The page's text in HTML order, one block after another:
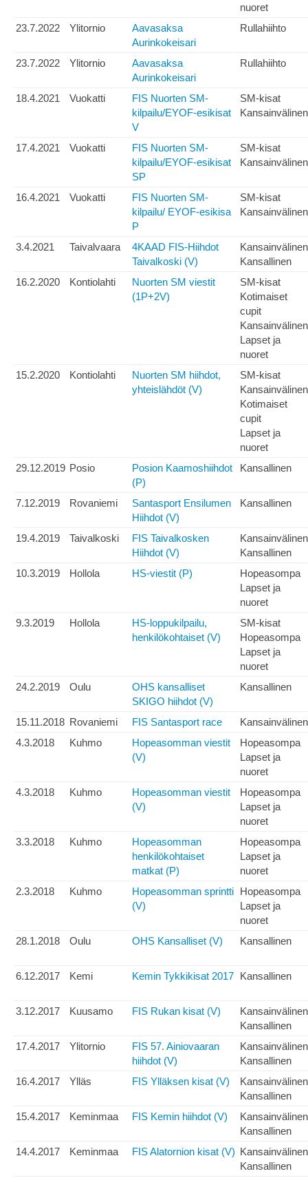
nuoret
23.7.2022
Ylitornio
Aavasaksa
Aurinkokeisari
Rullahiihto
23.7.2022 Ylitornio
Aavasaksa
Aurinkokeisari
Rullahiihto
18.4.2021 Vuokatti
FIS Nuorten SM-
kilpailu/EYOF-esikisat
V
SM-kisat
Kansainvälinen
17.4.2021 Vuokatti
FIS Nuorten SM-
kilpailu/EYOF-esikisat
SP
SM-kisat
Kansainvälinen
16.4.2021 Vuokatti
FIS Nuorten SM-
kilpailu/ EYOF-esikisa
P
SM-kisat
Kansainvälinen
3.4.2021 Taivalvaara
4KAAD FIS-Hiihdot
Taivalkoski (V)
Kansainvälinen
Kansallinen
16.2.2020
Kontiolahti
Nuorten SM viestit
(1P+2V)
SM-kisat
Kotimaiset
cupit
Kansainvälinen
Lapset ja
nuoret
15.2.2020
Kontiolahti
Nuorten SM hiihdot,
yhteislähdöt (V)
SM-kisat
Kansainvälinen
Kotimaiset
cupit
Lapset ja
nuoret
29.12.2019 Posio
Posion Kaamoshiihdot
(P)
Kansallinen
7.12.2019 Rovaniemi
Santasport Ensilumen
Hiihdot (V)
Kansallinen
19.4.2019 Taivalkoski
FIS Taivalkosken
Hiihdot (V)
Kansainvälinen
Kansallinen
10.3.2019
Hollola HS-viestit (P)
Hopeasompa
Lapset ja
nuoret
9.3.2019
Hollola
HS-loppukilpailu,
henkilökohtaiset (V)
SM-kisat
Hopeasompa
Lapset ja
nuoret
24.2.2019
Oulu
OHS kansalliset
SKIGO hiihdot (V)
Kansallinen
15.11.2018 Rovaniemi FIS Santasport race
Kansainvälinen
4.3.2018
Kuhmo
Hopeasomman viestit
(V)
Hopeasompa
Lapset ja
nuoret
4.3.2018
Kuhmo
Hopeasomman viestit
(V)
Hopeasompa
Lapset ja
nuoret
3.3.2018
Kuhmo
Hopeasomman
henkilökohtaiset
matkat (P)
Hopeasompa
Lapset ja
nuoret
2.3.2018
Kuhmo
Hopeasomman sprintti
(V)
Hopeasompa
Lapset ja
nuoret
28.1.2018
Oulu OHS Kansalliset (V) Kansallinen
6.12.2017 Kemi Kemin Tykkikisat 2017 Kansallinen
3.12.2017 Kuusamo FIS Rukan kisat (V)
Kansainvälinen
Kansallinen
17.4.2017
Ylitornio
FIS 57. Ainiovaaran
hiihdot (V)
Kansainvälinen
Kansallinen
16.4.2017
Ylläs FIS Ylläksen kisat (V)
Kansainvälinen
Kansallinen
15.4.2017
Keminmaa FIS Kemin hiihdot (V)
Kansainvälinen
Kansallinen
14.4.2017
Keminmaa FIS Alatornion kisat (V) Kansainvälinen
Kansallinen